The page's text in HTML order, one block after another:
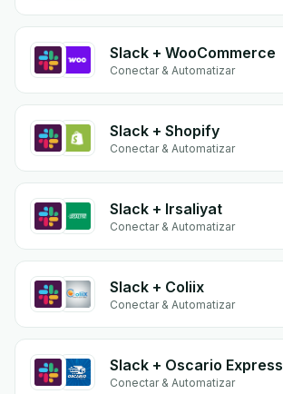
Slack + WooCommerce
Conectar & Automatizar
Slack + Shopify
Conectar & Automatizar
Slack + Irsaliyat
Conectar & Automatizar
Slack + Coliix
Conectar & Automatizar
Slack + Oscario Express
Conectar & Automatizar